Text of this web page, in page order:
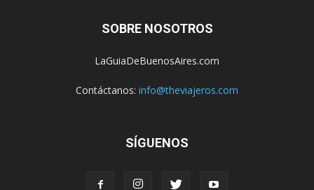
SOBRE NOSOTROS
LaGuiaDeBuenosAires.com
Contáctanos: info@theviajeros.com
SÍGUENOS